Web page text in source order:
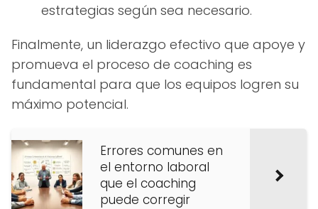
estrategias según sea necesario.
Finalmente, un liderazgo efectivo que apoye y
promueva el proceso de coaching es
fundamental para que los equipos logren su
máximo potencial.
Errores comunes en
el entorno laboral
que el coaching
puede corregir